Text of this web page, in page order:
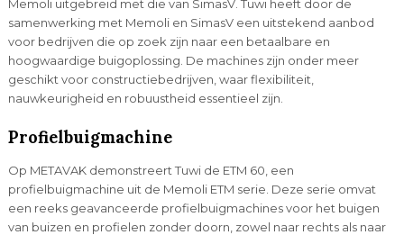
Memoli uitgebreid met die van SimasV. Tuwi heeft door de
samenwerking met Memoli en SimasV een uitstekend aanbod
voor bedrijven die op zoek zijn naar een betaalbare en
hoogwaardige buigoplossing. De machines zijn onder meer
geschikt voor constructiebedrijven, waar flexibiliteit,
nauwkeurigheid en robuustheid essentieel zijn.
Profielbuigmachine
Op METAVAK demonstreert Tuwi de ETM 60, een
profielbuigmachine uit de Memoli ETM serie. Deze serie omvat
een reeks geavanceerde profielbuigmachines voor het buigen
van buizen en profielen zonder doorn, zowel naar rechts als naar